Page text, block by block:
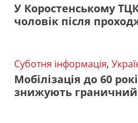
У Коростенському
чоловік після
Суботня інформація,
Мобілізація до 60
знижують граничний